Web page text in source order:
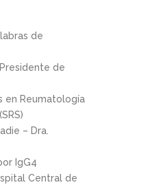
de
de
en Reumatología
– Dra.
IgG4
Central de